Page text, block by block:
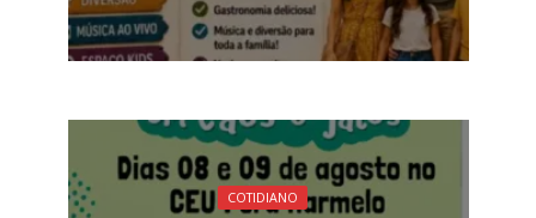
COTIDIANO